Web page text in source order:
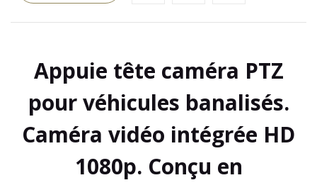
Appuie tête caméra PTZ
pour véhicules banalisés.
Caméra vidéo intégrée HD
1080p. Conçu en